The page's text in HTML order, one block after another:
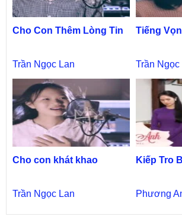
Cho Con Thêm Lòng Tin
Trần Ngọc Lan
Tiếng
Trần Ngọc
Cho con khát khao
Trần Ngọc Lan
Kiếp Tro
Phương